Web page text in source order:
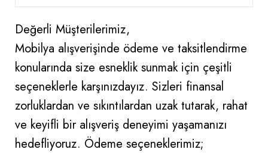
Değerli Müşterilerimiz,
Mobilya alışverişinde ödeme ve taksitlendirme
konularında size esneklik sunmak için çeşitli
seçeneklerle karşınızdayız. Sizleri finansal
zorluklardan ve sıkıntılardan uzak tutarak, rahat
ve keyifli bir alışveriş deneyimi yaşamanızı
hedefliyoruz. Ödeme seçeneklerimiz;